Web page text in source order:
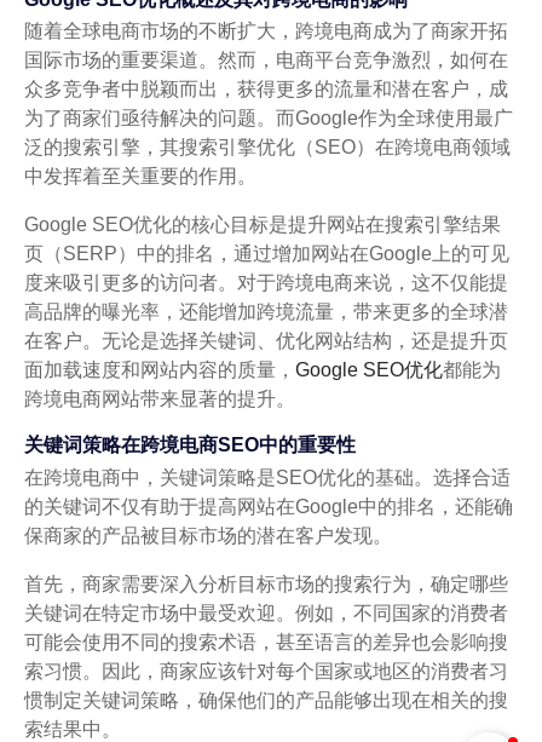
随着全球电商市场的不断扩大，跨境电商成为了商家开拓
国际市场的重要渠道。然而，电商平台竞争激烈，如何在
众多竞争者中脱颖而出，获得更多的流量和潜在客户，成
为了商家们亟待解决的问题。而Google作为全球使用最广
泛的搜索引擎，其搜索引擎优化（SEO）在跨境电商领域
中发挥着至关重要的作用。
Google SEO优化的核心目标是提升网站在搜索引擎结果
页（SERP）中的排名，通过增加网站在Google上的可见
度来吸引更多的访问者。对于跨境电商来说，这不仅能提
高品牌的曝光率，还能增加跨境流量，带来更多的全球潜
在客户。无论是选择关键词、优化网站结构，还是提升页
面加载速度和网站内容的质量， Google SEO优化都能为
跨境电商网站带来显著的提升。
关键词策略在跨境电商SEO中的重要性
在跨境电商中，关键词策略是SEO优化的基础。选择合适
的关键词不仅有助于提高网站在Google中的排名，还能确
保商家的产品被目标市场的潜在客户发现。
首先，商家需要深入分析目标市场的搜索行为，确定哪些
关键词在特定市场中最受欢迎。例如，不同国家的消费者
可能会使用不同的搜索术语，甚至语言的差异也会影响搜
索习惯。因此，商家应该针对每个国家或地区的消费者习
惯制定关键词策略，确保他们的产品能够出现在相关的搜
索结果中。